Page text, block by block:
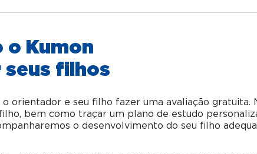
o Kumon
filhos
orientador e seu filho fazer uma avaliação
bem como traçar um plano de estudo
o desenvolvimento do seu filho